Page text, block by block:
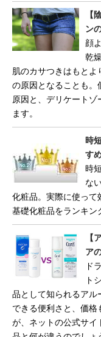
【
ン
顔
乾
肌のカサつきはもと
の原因となることも。
原因と、デリケート
ます。
時
す
時
な
化粧品。実際に使って
基礎化粧品をランキ
【
ア
ド
ト
品として知られるアル
できる便利さと、価格
が、ネットの公式サイ